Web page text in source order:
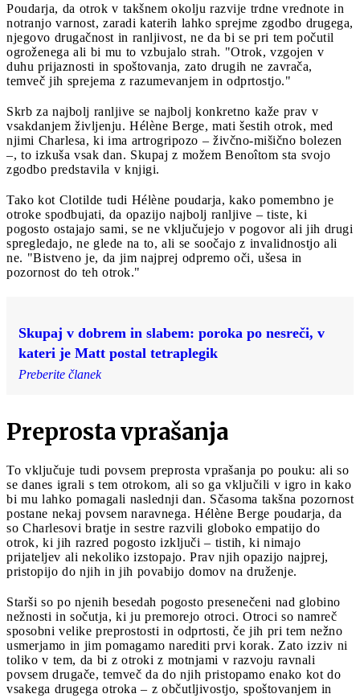
Poudarja, da otrok v takšnem okolju razvije trdne vrednote in
notranjo varnost, zaradi katerih lahko sprejme zgodbo drugega,
njegovo drugačnost in ranljivost, ne da bi se pri tem počutil
ogroženega ali bi mu to vzbujalo strah. "Otrok, vzgojen v
duhu prijaznosti in spoštovanja, zato drugih ne zavrača,
temveč jih sprejema z razumevanjem in odprtostjo."
Skrb za najbolj ranljive se najbolj konkretno kaže prav v
vsakdanjem življenju. Hélène Berge, mati šestih otrok, med
njimi Charlesa, ki ima artrogripozo – živčno-mišično bolezen
–, to izkuša vsak dan. Skupaj z možem Benoîtom sta svojo
zgodbo predstavila v knjigi.
Tako kot Clotilde tudi Hélène poudarja, kako pomembno je
otroke spodbujati, da opazijo najbolj ranljive – tiste, ki
pogosto ostajajo sami, se ne vključujejo v pogovor ali jih drugi
spregledajo, ne glede na to, ali se soočajo z invalidnostjo ali
ne. "Bistveno je, da jim najprej odpremo oči, ušesa in
pozornost do teh otrok."
Skupaj v dobrem in slabem: poroka po nesreči, v
kateri je Matt postal tetraplegik
Preberite članek
Preprosta vprašanja
To vključuje tudi povsem preprosta vprašanja po pouku: ali so
se danes igrali s tem otrokom, ali so ga vključili v igro in kako
bi mu lahko pomagali naslednji dan. Sčasoma takšna pozornost
postane nekaj povsem naravnega. Hélène Berge poudarja, da
so Charlesovi bratje in sestre razvili globoko empatijo do
otrok, ki jih razred pogosto izključi – tistih, ki nimajo
prijateljev ali nekoliko izstopajo. Prav njih opazijo najprej,
pristopijo do njih in jih povabijo domov na druženje.
Starši so po njenih besedah pogosto presenečeni nad globino
nežnosti in sočutja, ki ju premorejo otroci. Otroci so namreč
sposobni velike preprostosti in odprtosti, če jih pri tem nežno
usmerjamo in jim pomagamo narediti prvi korak. Zato izziv ni
toliko v tem, da bi z otroki z motnjami v razvoju ravnali
povsem drugače, temveč da do njih pristopamo enako kot do
vsakega drugega otroka – z občutljivostjo, spoštovanjem in